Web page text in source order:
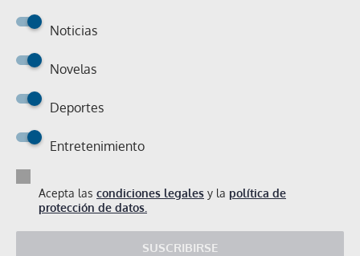
Noticias
Novelas
Deportes
Entretenimiento
Acepta las condiciones legales y la política de
protección de datos.
SUSCRIBIRSE